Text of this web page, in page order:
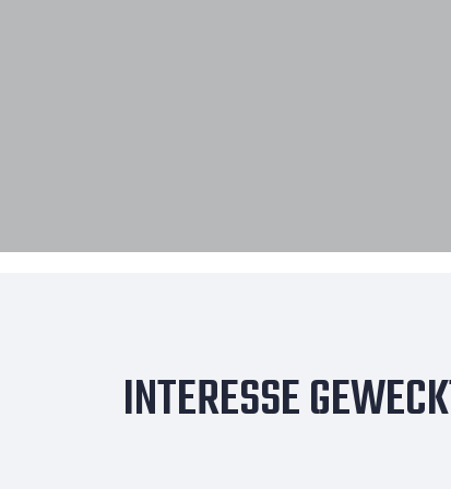
INTERESSE